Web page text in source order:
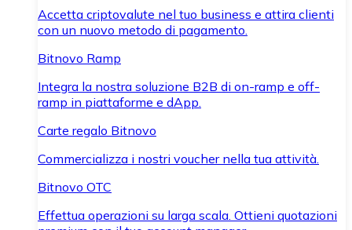
Accetta criptovalute nel tuo business e attira clienti
con un nuovo metodo di pagamento.
Bitnovo Ramp
Integra la nostra soluzione B2B di on-ramp e off-
ramp in piattaforme e dApp.
Carte regalo Bitnovo
Commercializza i nostri voucher nella tua attività.
Bitnovo OTC
Effettua operazioni su larga scala. Ottieni quotazioni